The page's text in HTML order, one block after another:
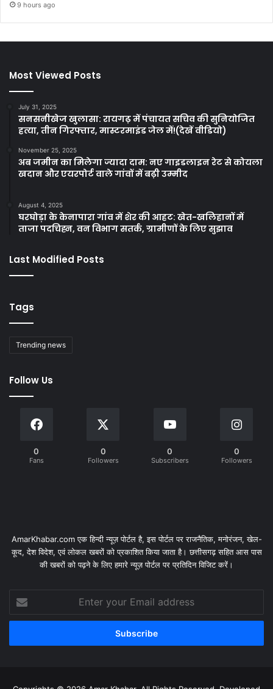
9 hours ago
Most Viewed Posts
July 31, 2025
सनसनीखेज खुलासा: रायगढ़ में पंचायत सचिव की सुनियोजित
हत्या, तीन गिरफ्तार, मास्टरमाइंड जेल में!(देखें वीडियो)
November 25, 2025
अब जमीन का मिलेगा ज्यादा दाम: नए गाइडलाइन रेट से कोयला
खदान और एयरपोर्ट वाले गांवों में बढ़ी उम्मीद
August 4, 2025
घरघोड़ा के केनापारा गांव में शेर की आहट: खेत-खलिहानों में
ताजा पदचिह्न, वन विभाग सतर्क, ग्रामीणों के लिए सुझाव
Last Modified Posts
Tags
Trending news
Follow Us
0
Fans
0
Followers
0
Subscribers
0
Followers
AmarKhabar.com एक हिन्दी न्यूज़ पोर्टल है, इस पोर्टल पर राजनैतिक, मनोरंजन, खेल-
कूद, देश विदेश, एवं लोकल खबरों को प्रकाशित किया जाता है। छत्तीसगढ़ सहित आस पास
की खबरों को पढ़ने के लिए हमारे न्यूज़ पोर्टल पर प्रतिदिन विजिट करें।
your
Email